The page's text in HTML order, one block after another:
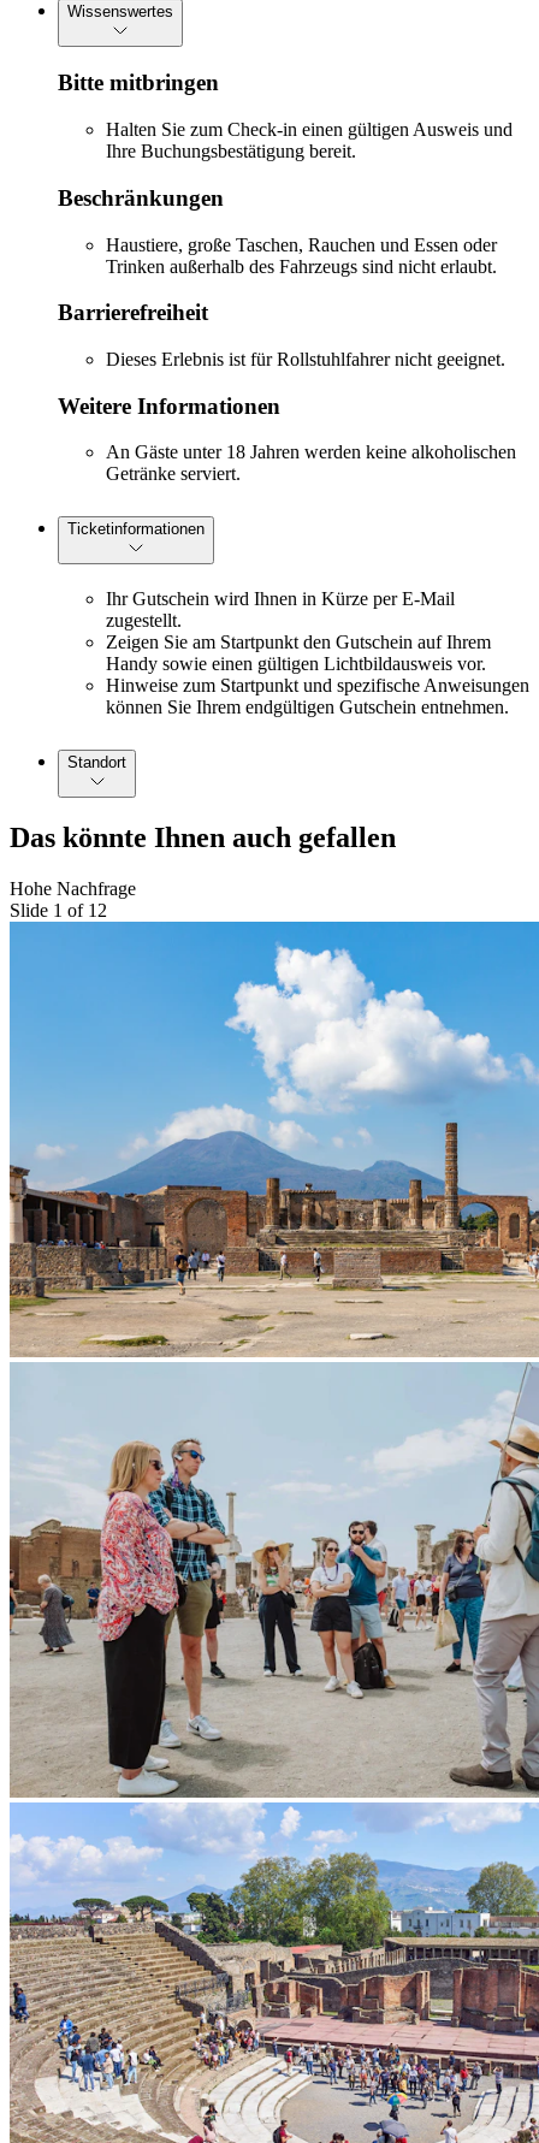
Wissenswertes
Bitte mitbringen
Halten Sie zum Check-in einen gültigen Ausweis und
Ihre Buchungsbestätigung bereit.
Beschränkungen
Haustiere, große Taschen, Rauchen und Essen oder
Trinken außerhalb des Fahrzeugs sind nicht erlaubt.
Barrierefreiheit
Dieses Erlebnis ist für Rollstuhlfahrer nicht geeignet.
Weitere Informationen
An Gäste unter 18 Jahren werden keine alkoholischen
Getränke serviert.
Ticketinformationen
Ihr Gutschein wird Ihnen in Kürze per E-Mail
zugestellt.
Zeigen Sie am Startpunkt den Gutschein auf Ihrem
Handy sowie einen gültigen Lichtbildausweis vor.
Hinweise zum Startpunkt und spezifische Anweisungen
können Sie Ihrem endgültigen Gutschein entnehmen.
Standort
Das könnte Ihnen auch gefallen
Hohe Nachfrage
Slide 1 of 12